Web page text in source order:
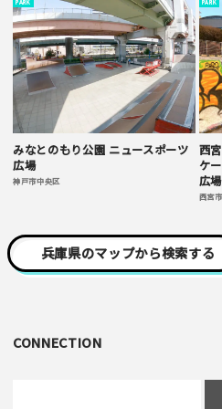
PARK
みなとのもり公園 ニュースポーツ
広場
神戸市中央区
PARK
西
ケ
広場
西宮市
兵庫県のマップから検索する
CONNECTION